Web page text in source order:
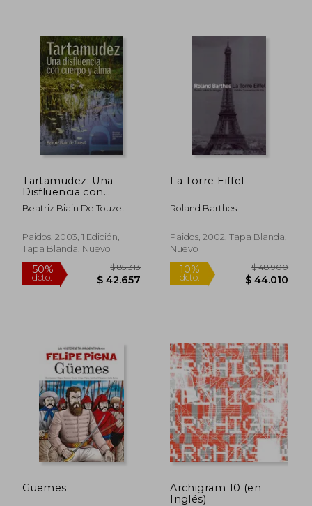
dcto. $ 78.733 dcto. $
Tartamudez: Una
Disfluencia con
Cuerpo y Alma
Beatriz Biain De Touzet
Paidos, 2003, 1 Edición,
Tapa Blanda, Nuevo
La Torre Eiffel
Roland Barthes
Paidos, 2002, Tapa Blanda,
Nuevo
Guemes
Archigram 10 (en
Inglés)